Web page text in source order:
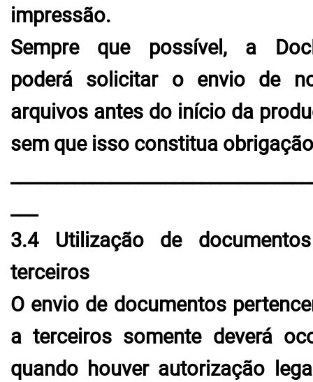
impressão.
Sempre que possível, a
poderá solicitar o envio de
arquivos antes do início da
sem que isso constitua
___
3.4 Utilização de
terceiros
O envio de documentos
a terceiros somente deverá
quando houver autorização